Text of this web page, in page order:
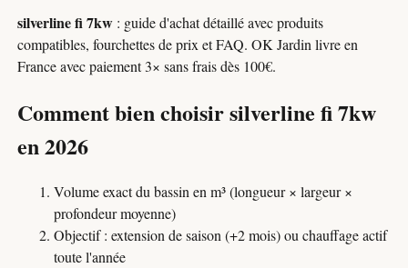
silverline fi 7kw : guide d'achat détaillé avec produits
compatibles, fourchettes de prix et FAQ. OK Jardin livre en
France avec paiement 3× sans frais dès 100€.
Comment bien choisir silverline fi 7kw
en 2026
Volume exact du bassin en m³ (longueur × largeur ×
profondeur moyenne)
Objectif : extension de saison (+2 mois) ou chauffage actif
toute l'année